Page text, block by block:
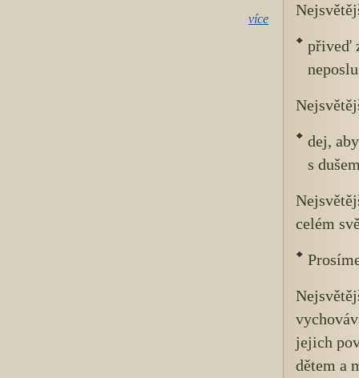
přiveď
dej,
s
celém
jejich
dětem a
více